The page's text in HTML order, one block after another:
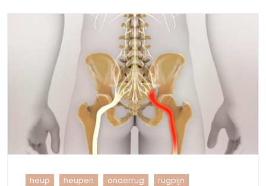
heup heupen onderrug rugpijn